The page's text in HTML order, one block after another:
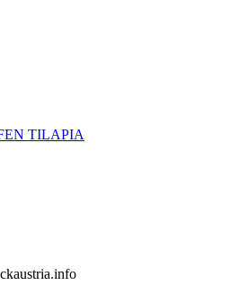
TILAPIA